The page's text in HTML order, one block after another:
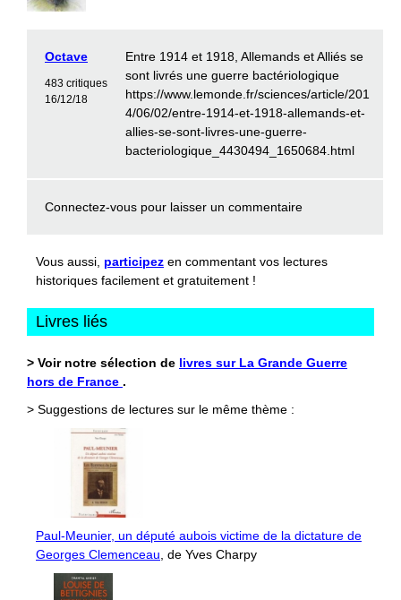
Octave
483 critiques
16/12/18
Entre 1914 et 1918, Allemands et Alliés se
sont livrés une guerre bactériologique
https://www.lemonde.fr/sciences/article/201
4/06/02/entre-1914-et-1918-allemands-et-
allies-se-sont-livres-une-guerre-
bacteriologique_4430494_1650684.html
Connectez-vous pour laisser un commentaire
Vous aussi, participez en commentant vos lectures
historiques facilement et gratuitement !
Livres liés
> Voir notre sélection de livres sur La Grande Guerre
hors de France .
> Suggestions de lectures sur le même thème :
Paul-Meunier, un député aubois victime de la dictature de
Georges Clemenceau , de Yves Charpy